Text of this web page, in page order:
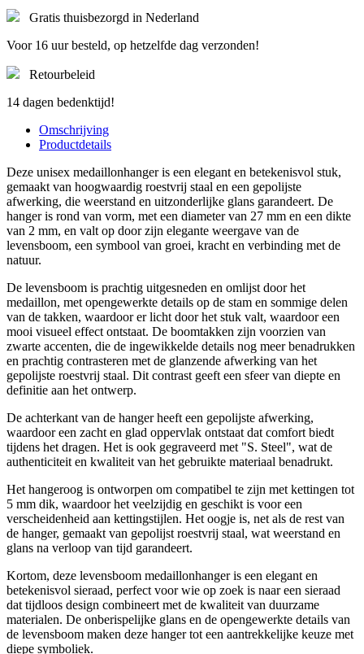
Gratis thuisbezorgd in Nederland
Voor 16 uur besteld, op hetzelfde dag verzonden!
Retourbeleid
14 dagen bedenktijd!
Omschrijving
Productdetails
Deze unisex medaillonhanger is een elegant en betekenisvol stuk,
gemaakt van hoogwaardig roestvrij staal en een gepolijste
afwerking, die weerstand en uitzonderlijke glans garandeert. De
hanger is rond van vorm, met een diameter van 27 mm en een dikte
van 2 mm, en valt op door zijn elegante weergave van de
levensboom, een symbool van groei, kracht en verbinding met de
natuur.
De levensboom is prachtig uitgesneden en omlijst door het
medaillon, met opengewerkte details op de stam en sommige delen
van de takken, waardoor er licht door het stuk valt, waardoor een
mooi visueel effect ontstaat. De boomtakken zijn voorzien van
zwarte accenten, die de ingewikkelde details nog meer benadrukken
en prachtig contrasteren met de glanzende afwerking van het
gepolijste roestvrij staal. Dit contrast geeft een sfeer van diepte en
definitie aan het ontwerp.
De achterkant van de hanger heeft een gepolijste afwerking,
waardoor een zacht en glad oppervlak ontstaat dat comfort biedt
tijdens het dragen. Het is ook gegraveerd met "S. Steel", wat de
authenticiteit en kwaliteit van het gebruikte materiaal benadrukt.
Het hangeroog is ontworpen om compatibel te zijn met kettingen tot
5 mm dik, waardoor het veelzijdig en geschikt is voor een
verscheidenheid aan kettingstijlen. Het oogje is, net als de rest van
de hanger, gemaakt van gepolijst roestvrij staal, wat weerstand en
glans na verloop van tijd garandeert.
Kortom, deze levensboom medaillonhanger is een elegant en
betekenisvol sieraad, perfect voor wie op zoek is naar een sieraad
dat tijdloos design combineert met de kwaliteit van duurzame
materialen. De onberispelijke glans en de opengewerkte details van
de levensboom maken deze hanger tot een aantrekkelijke keuze met
diepe symboliek.